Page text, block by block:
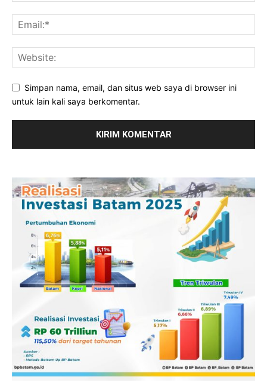
Simpan nama, email, dan situs web saya di browser ini
untuk lain kali saya berkomentar.